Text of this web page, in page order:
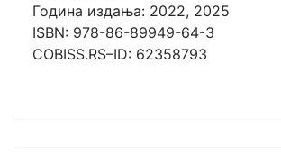
Година издања: 2022, 2025
ISBN: 978-86-89949-64-3
COBISS.RS–ID: 62358793